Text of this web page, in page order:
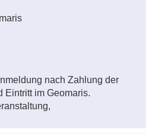
nach Zahlung der
Eintritt im Geomaris.